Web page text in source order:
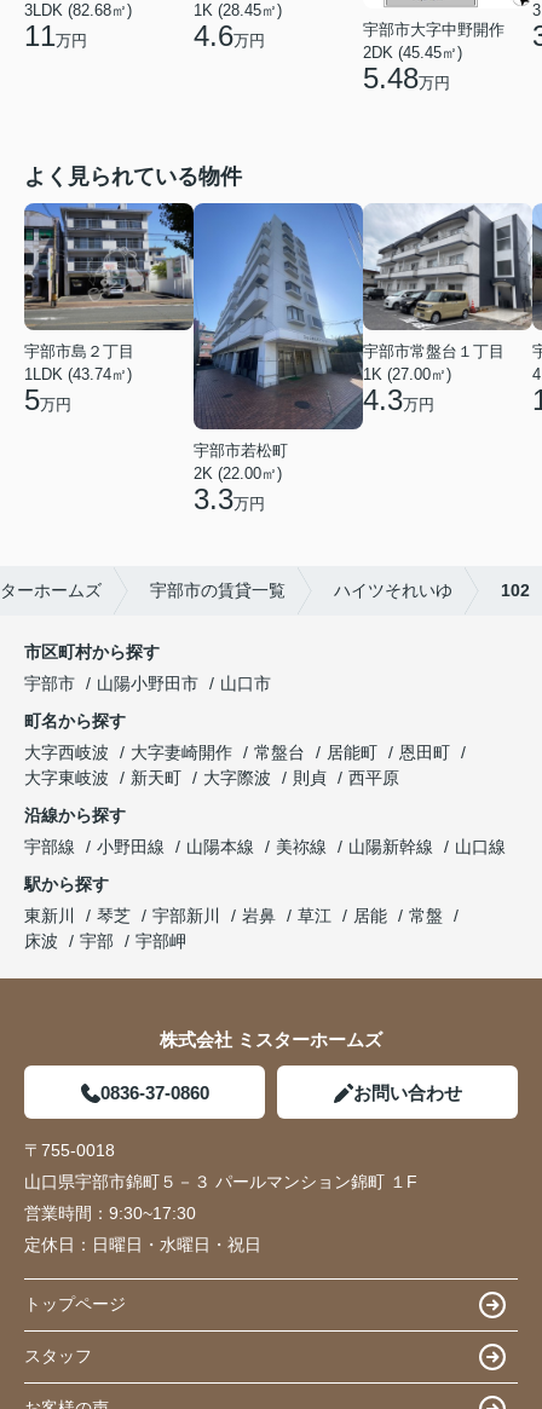
3LDK (82.68㎡)
11万円
1K (28.45㎡)
4.6万円
宇部市大字中野開作
2DK (45.45㎡)
5.48万円
よく見られている物件
宇部市島２丁目
1LDK (43.74㎡)
5万円
宇部市若松町
2K (22.00㎡)
3.3万円
宇部市常盤台１丁目
1K (27.00㎡)
4.3万円
ーホームズ 宇部市の賃貸一覧 ハイツそれいゆ 102
市区町村から探す
宇部市
山陽小野田市
山口市
町名から探す
大字西岐波
大字妻崎開作 常盤台 居能町
恩田町
大字東岐波
新天町 大字際波 則貞
西平原
沿線から探す
宇部線
小野田線 山陽本線 美祢線 山陽新幹線
山口線
駅から探す
東新川
琴芝 宇部新川 岩鼻 草江 居能
常盤
床波
宇部 宇部岬
株式会社 ミスターホームズ
0836-37-0860 お問い合わせ
〒755-0018
山口県宇部市錦町５－３ パールマンション錦町 １F
営業時間： 9:30~17:30
定休日： 日曜日・水曜日・祝日
トップページ
スタッフ